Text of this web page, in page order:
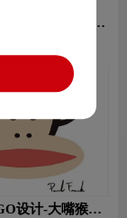
- 斯坦福大学品
设计-大嘴猴品